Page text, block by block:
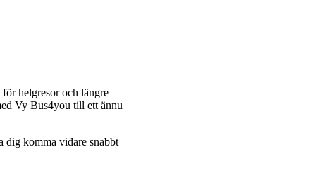
helgresor och längre
Vy Bus4you till ett ännu
dig komma vidare snabbt